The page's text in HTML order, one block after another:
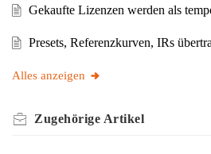
Gekaufte Lizenzen werden als
Presets, Referenzkurven, IRs
Alles anzeigen
Zugehörige Artikel